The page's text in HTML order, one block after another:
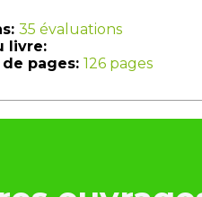
35 évaluations
livre:
pages: 126 pages